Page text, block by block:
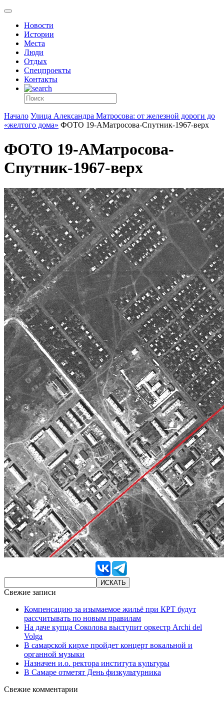
Новости
Истории
Места
Люди
Отдых
Спецпроекты
Контакты
Начало Улица Александра Матросова: от железной дороги до
«желтого дома» ФОТО 19-АМатросова-Спутник-1967-верх
ФОТО 19-АМатросова-
Спутник-1967-верх
Свежие записи
Компенсацию за изымаемое жильё при КРТ будут
рассчитывать по новым правилам
На даче купца Соколова выступит оркестр Archi del
Volga
В самарской кирхе пройдет концерт вокальной и
органной музыки
Назначен и.о. ректора института культуры
В Самаре отметят День физкультурника
Свежие комментарии